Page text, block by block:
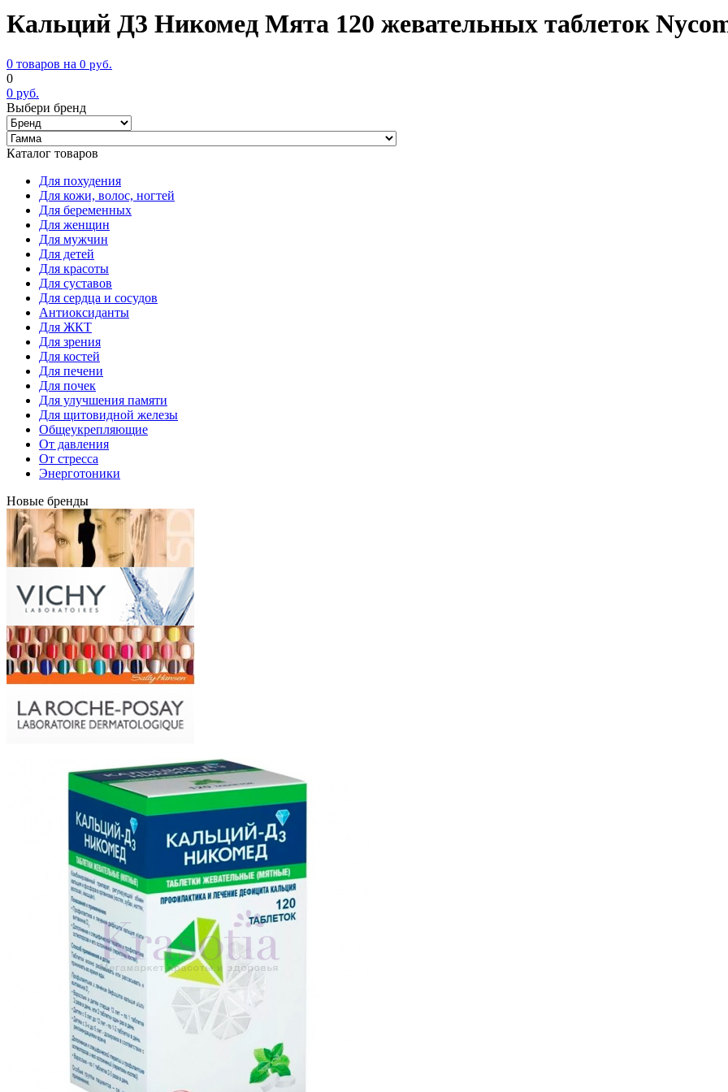
Кальций Д3 Никомед Мята 120 жевательных таблеток
0 товаров на 0 руб.
0
0 руб.
Выбери бренд
Каталог товаров
Для похудения
Для кожи, волос, ногтей
Для беременных
Для женщин
Для мужчин
Для детей
Для красоты
Для суставов
Для сердца и сосудов
Антиоксиданты
Для ЖКТ
Для зрения
Для костей
Для печени
Для почек
Для улучшения памяти
Для щитовидной железы
Общеукрепляющие
От давления
От стресса
Энерготоники
Новые бренды